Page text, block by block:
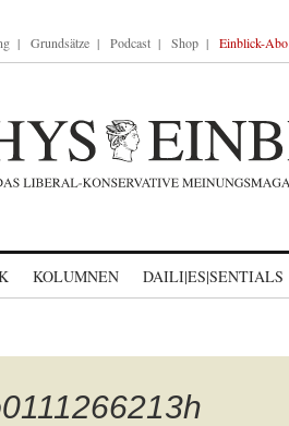
Grundsätze Podcast Shop Einblick-Abo
KOLUMNEN DAILI|ES|SENTIALS